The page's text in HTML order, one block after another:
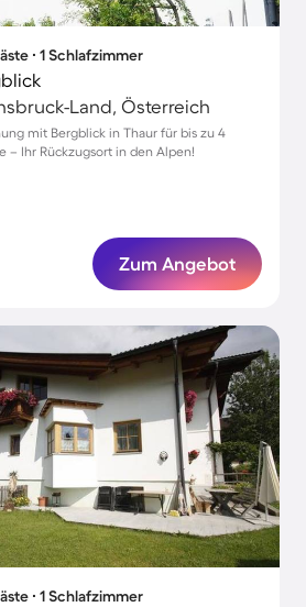
∙ 1 Schlafzimmer
Land, Österreich
mit Bergblick in Thaur für bis zu 4
– Ihr Rückzugsort in den Alpen!
Zum Angebot
∙ 1 Schlafzimmer